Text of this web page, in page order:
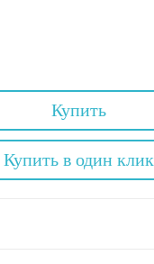
Купить
Купить в один клик